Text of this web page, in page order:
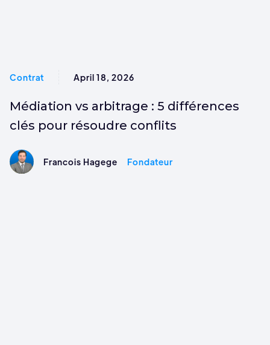
Contrat April 18, 2026
Médiation vs arbitrage : 5 différences
clés pour résoudre conflits
Francois Hagege Fondateur